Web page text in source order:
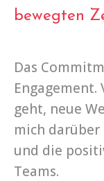
bewegten
Das
Engagement.
geht, neue
mich
und die
Teams.